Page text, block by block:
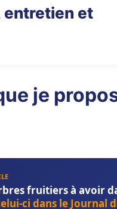
entretien et
je
fruitiers à avoir
ci dans le Journal